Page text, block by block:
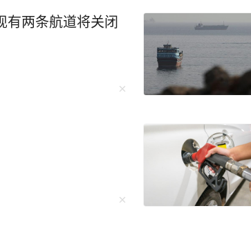
有两条航道将关闭